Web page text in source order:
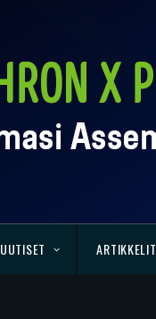
UUTISET ARTIKKELIT